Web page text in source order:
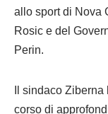
allo sport di Nova
Rosic e del
Perin.
Il sindaco
corso di